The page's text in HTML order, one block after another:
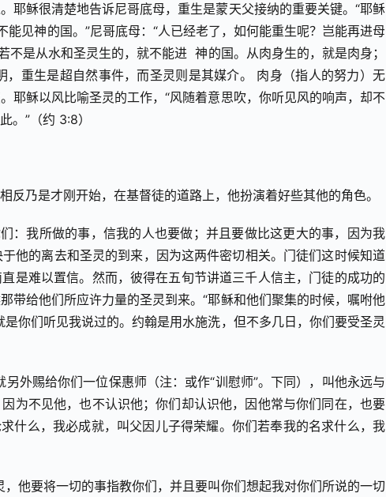
耶稣很清楚地告诉尼哥底母，重生是蒙天父接纳的重要关键。“耶稣
见神的国。”尼哥底母：“人已经老了，如何能重生呢？岂能再进母
是从水和圣灵生的，就不能进  神的国。从肉身生的，就是肉身；
重生是超自然事件，而圣灵则是其媒介。 肉身（指人的努力）无
耶稣以风比喻圣灵的工作，“风随着意思吹，你听见风的响声，却不
。”（约 3:8）
乃是才刚开始，在基督徒的道路上，他扮演着好些其他的角色。
：我所做的事，信我的人也要做；并且要做比这更大的事，因为我
他的离去和圣灵的到来，因为这两件密切相关。门徒们这时候知道
是难以置信。然而，彼得在五旬节讲道三千人信主，门徒的成功的
带给他们所应许力量的圣灵到来。“耶稣和他们聚集的时候，嘱咐他
你们听见我说过的。约翰是用水施洗，但不多几日，你们要受圣灵
外赐给你们一位保惠师（注：或作“训慰师”。下同），叫他永远与
为不见他，也不认识他；你们却认识他，因他常与你们同在，也要
什么，我必成就，叫父因儿子得荣耀。你们若奉我的名求什么，我
他要将一切的事指教你们，并且要叫你们想起我对你们所说的一切